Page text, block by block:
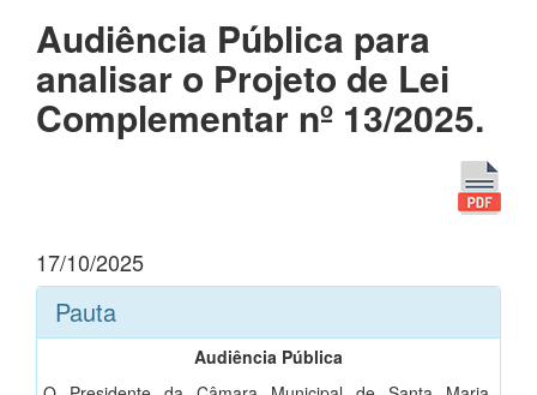
Audiência Pública para
analisar o Projeto de Lei
Complementar nº 13/2025.
17/10/2025
Pauta
Audiência Pública